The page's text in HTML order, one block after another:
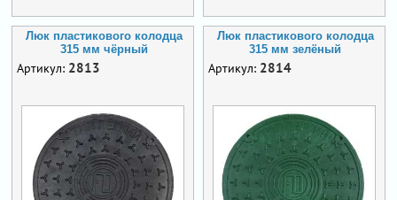
Люк пластикового колодца
315 мм чёрный
Артикул: 2813
Люк пластикового колодца
315 мм зелёный
Артикул: 2814